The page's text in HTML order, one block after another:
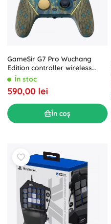
GameSir G7 Pro Wuchang
Edition controller wireless
pentru Xbox și PC
În stoc
590,00 lei
În coș